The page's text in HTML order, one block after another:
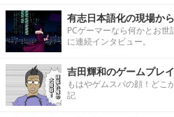
有志日本語化の現場から
PCゲーマーなら何かとお
に連続インタビュー。
吉田輝和のゲームプレ
もはやゲムスパの顔！どこ
記